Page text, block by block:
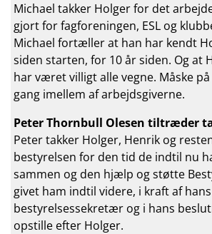
Michael takker Holger for det
gjort for fagforeningen, ESL og
Michael fortæller at han har kendt
siden starten, for 10 år siden. Og at
har været villigt alle vegne. Måske
gang imellem af arbejdsgiverne.
Peter Thornbull Olesen tiltræder
Peter takker Holger, Henrik og
bestyrelsen for den tid de indtil nu
sammen og den hjælp og støtte
givet ham indtil videre, i kraft af
bestyrelsessekretær og i hans
opstille efter Holger.